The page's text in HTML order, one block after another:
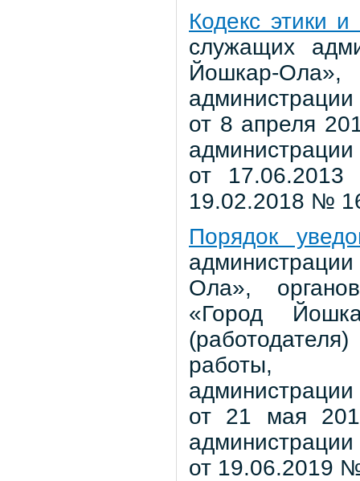
Кодекс этики
служащих
Йошкар-
администрации
от 8 апреля
администрации
от
19.02.2018 №
Порядок
Ола»,
«Город
работы,
администрации
от 21 мая
администрации
от 19.06.2019